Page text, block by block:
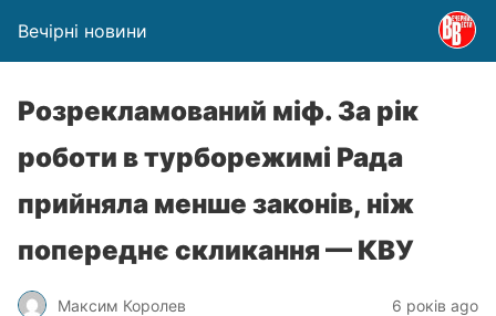
Вечірні новини
Розрекламований міф. За рік
роботи в турборежимі Рада
прийняла менше законів, ніж
попереднє скликання — КВУ
Максим Королев 6 років ago